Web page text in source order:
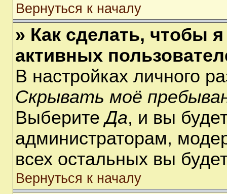
Вернуться к началу
» Как сделать, чтобы
активных
В настройках личного
Скрывать моё
ВыберитеДа, и вы
администраторам,
всех остальных вы
Вернуться к началу